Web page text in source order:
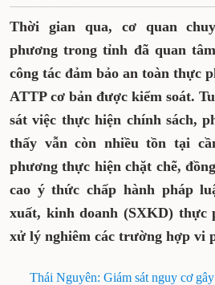
Thời gian qua, cơ quan
phương trong tỉnh đã quan
công tác đảm bảo an toàn thực
ATTP cơ bản được kiểm soát.
sát việc thực hiện chính sách,
thấy vẫn còn nhiều tồn tại
phương thực hiện chặt chẽ,
cao ý thức chấp hành pháp
xuất, kinh doanh (SXKD) thực
xử lý nghiêm các trường hợp vi
Thái Nguyên: Giám sát nguy cơ